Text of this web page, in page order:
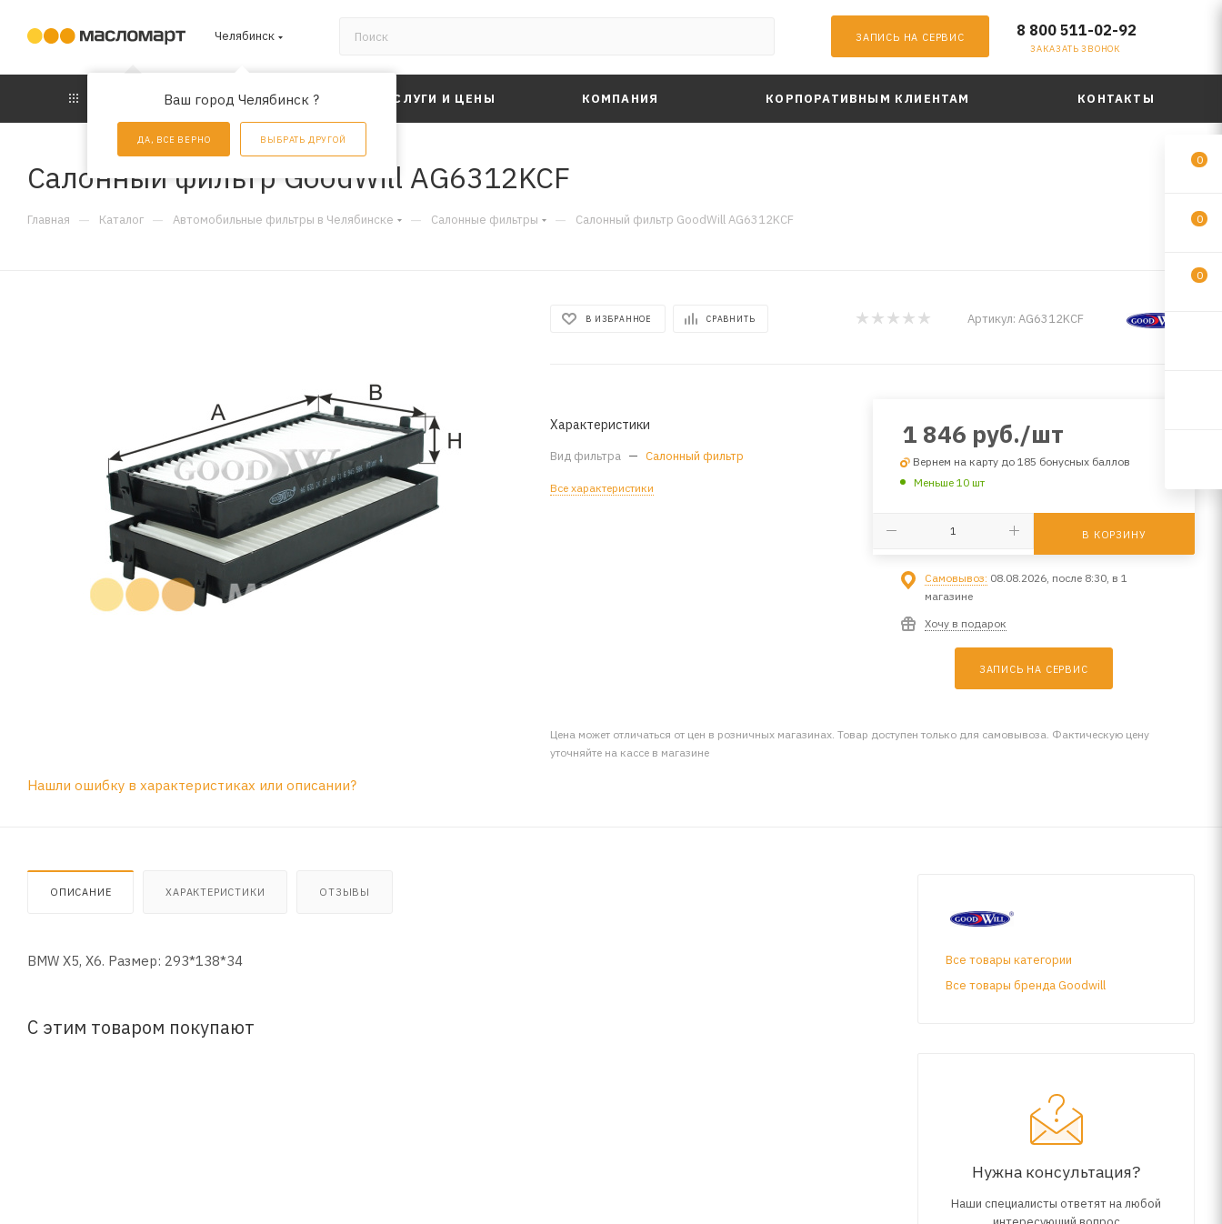
Челябинск
Ваш город Челябинск ?
ДА, ВСЕ ВЕРНО ВЫБРАТЬ ДРУГОЙ
ЗАПИСЬ НА СЕРВИС 8 800 511-02-92
ЗАКАЗАТЬ ЗВОНОК
АКЦИИ УСЛУГИ И ЦЕНЫ КОМПАНИЯ КОРПОРАТИВНЫМ КЛИЕНТАМ КОНТАКТЫ
Салонный фильтр GoodWill AG6312KCF
Главная — Каталог — Автомобильные фильтры в Челябинске — Салонные фильтры — Салонный фильтр GoodWill AG6312KCF
В ИЗБРАННОЕ СРАВНИТЬ Артикул: AG6312KCF
Характеристики
Вид фильтра — Салонный фильтр
Все характеристики
1 846 руб./шт
Вернем на карту до 185 бонусных баллов
Меньше 10 шт
В КОРЗИНУ
Самовывоз: 08.08.2026, после 8:30, в 1
магазине
Хочу в подарок
ЗАПИСЬ НА СЕРВИС
Цена может отличаться от цен в розничных магазинах. Товар доступен только для самовывоза. Фактическую цену
уточняйте на кассе в магазине
Нашли ошибку в характеристиках или описании?
ОПИСАНИЕ ХАРАКТЕРИСТИКИ ОТЗЫВЫ
BMW X5, X6. Размер: 293*138*34
С этим товаром покупают
Все товары категории
Все товары бренда Goodwill
Нужна консультация?
Наши специалисты ответят на любой
0
0
0